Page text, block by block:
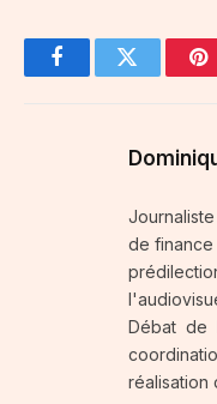
FacebookTwitter
de
Débat de
réalisation